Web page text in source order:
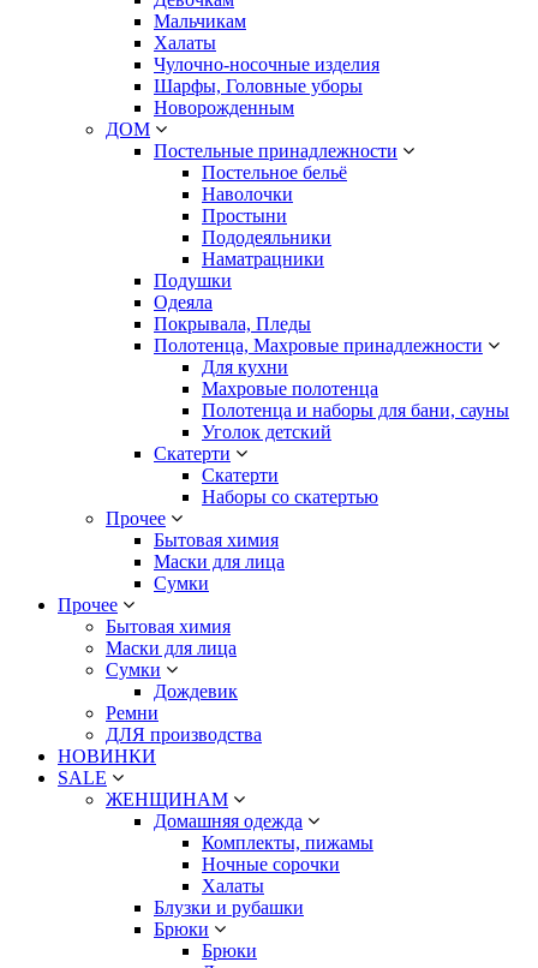
Мальчикам
Халаты
Чулочно-носочные изделия
Шарфы, Головные уборы
Новорожденным
ДОМ
Постельные принадлежности
Постельное бельё
Наволочки
Простыни
Пододеяльники
Наматрацники
Подушки
Одеяла
Покрывала, Пледы
Полотенца, Махровые принадлежности
Для кухни
Махровые полотенца
Полотенца и наборы для бани, сауны
Уголок детский
Скатерти
Скатерти
Наборы со скатертью
Прочее
Бытовая химия
Маски для лица
Сумки
Прочее
Бытовая химия
Маски для лица
Сумки
Дождевик
Ремни
ДЛЯ производства
НОВИНКИ
SALE
ЖЕНЩИНАМ
Домашняя одежда
Комплекты, пижамы
Ночные сорочки
Халаты
Блузки и рубашки
Брюки
Брюки